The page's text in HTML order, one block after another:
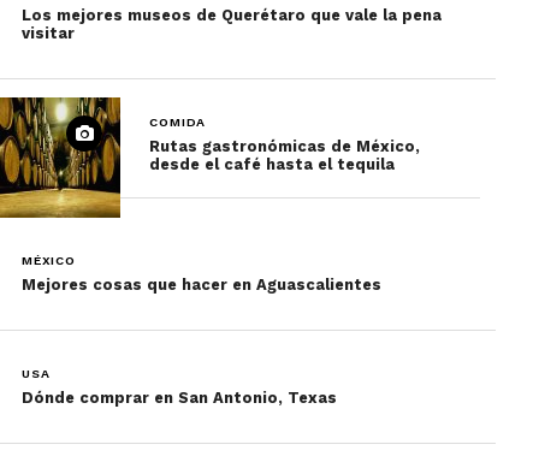
Los mejores museos de Querétaro que vale la pena
visitar
COMIDA
Rutas gastronómicas de México,
desde el café hasta el tequila
MÉXICO
Mejores cosas que hacer en Aguascalientes
USA
Dónde comprar en San Antonio, Texas